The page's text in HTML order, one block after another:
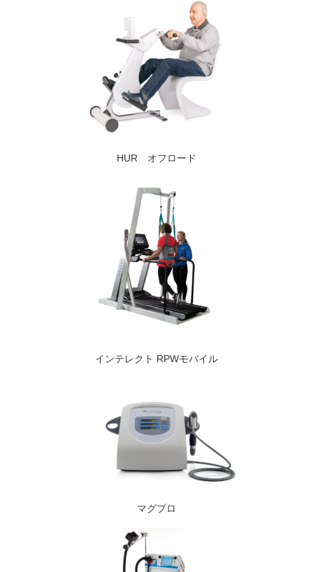
HUR オフロード
インテレクト RPWモバイル
マグプロ